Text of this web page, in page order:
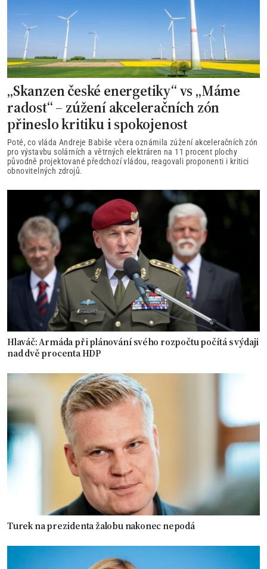
„Skanzen české energetiky“ vs „Máme
radost“ – zúžení akceleračních zón
přineslo kritiku i spokojenost
Poté, co vláda Andreje Babiše včera oznámila zúžení akceleračních zón
pro výstavbu solárních a větrných elektráren na 11 procent plochy
původně projektované předchozí vládou, reagovali proponenti i kritici
obnovitelných zdrojů.
Hlaváč: Armáda při plánování svého rozpočtu počítá s výdaji
nad dvě procenta HDP
Turek na prezidenta žalobu nakonec nepodá